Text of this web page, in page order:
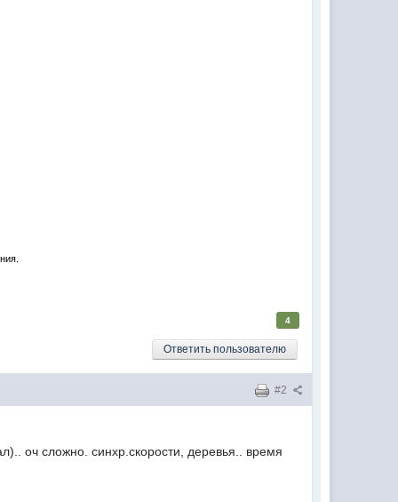
4
Ответить пользователю
#2
оч сложно. синхр.скорости, деревья.. время